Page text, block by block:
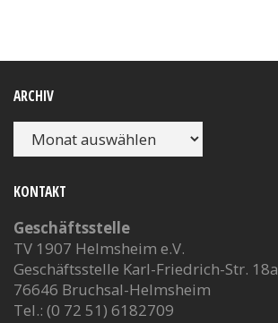
ARCHIV
Archiv
KONTAKT
Geschäftsstelle
TV 1907 Helmsheim e.V.
Geschäftsstelle Karl-Friedrich-Str. 18a
76646 Bruchsal-Helmsheim
Tel.: (0 72 51) 6182709